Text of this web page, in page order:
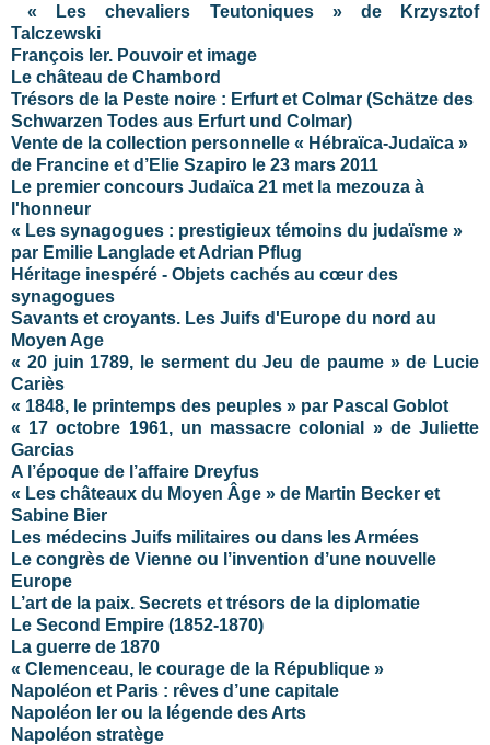
« Les chevaliers Teutoniques » de Krzysztof
Talczewski
François Ier. Pouvoir et image
Le château de Chambord
Trésors de la Peste noire : Erfurt et Colmar (Schätze des
Schwarzen Todes aus Erfurt und Colmar)
Vente de la collection personnelle « Hébraïca-Judaïca »
de Francine et d’Elie Szapiro le 23 mars 2011
Le premier concours Judaïca 21 met la mezouza à
l'honneur
« Les synagogues : prestigieux témoins du judaïsme »
par Emilie Langlade et Adrian Pflug
Héritage inespéré - Objets cachés au cœur des
synagogues
Savants et croyants. Les Juifs d'Europe du nord au
Moyen Age
« 20 juin 1789, le serment du Jeu de paume » de Lucie
Cariès
« 1848, le printemps des peuples » par Pascal Goblot
« 17 octobre 1961, un massacre colonial » de Juliette
Garcias
A l’époque de l’affaire Dreyfus
« Les châteaux du Moyen Âge » de Martin Becker et
Sabine Bier
Les médecins Juifs militaires ou dans les Armées
Le congrès de Vienne ou l’invention d’une nouvelle
Europe
L’art de la paix. Secrets et trésors de la diplomatie
Le Second Empire (1852-1870)
La guerre de 1870
« Clemenceau, le courage de la République »
Napoléon et Paris : rêves d’une capitale
Napoléon Ier ou la légende des Arts
Napoléon stratège